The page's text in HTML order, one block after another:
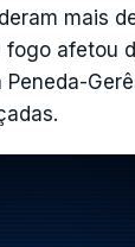
mais
fogo afetou